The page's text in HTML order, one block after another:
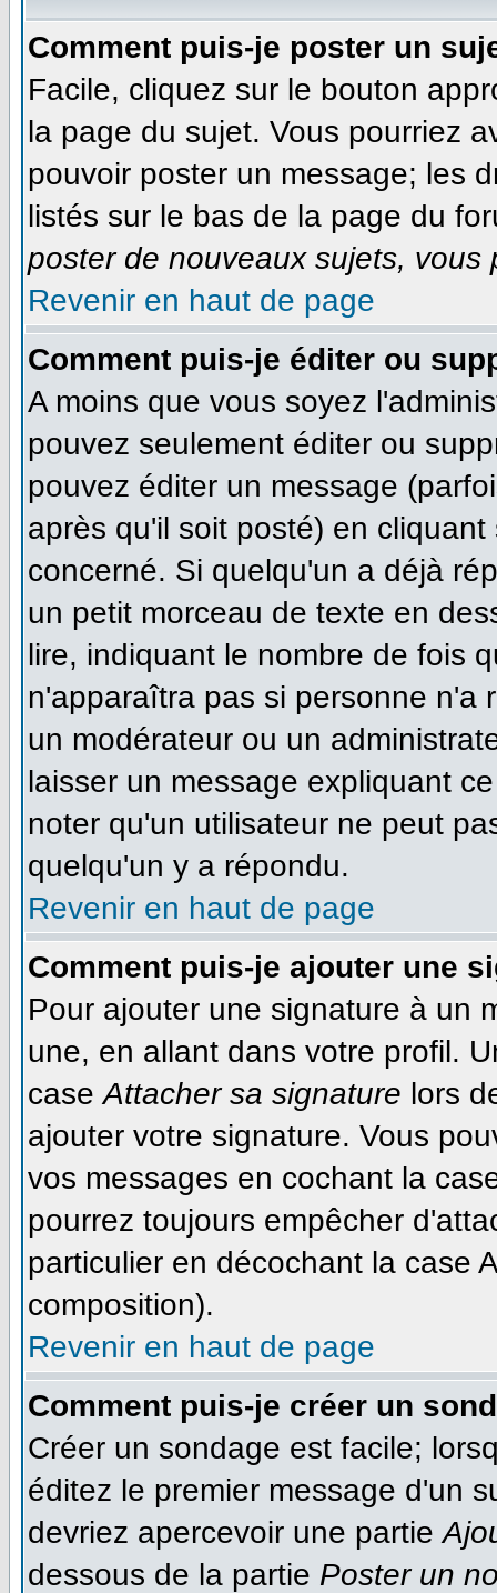
Comment puis-je poster un
Facile, cliquez sur le bouton
la page du sujet. Vous pourriez
pouvoir poster un message; les
listés sur le bas de la page du
poster de nouveaux sujets, vous
Revenir en haut de page
Comment puis-je éditer ou
A moins que vous soyez
pouvez seulement éditer ou
pouvez éditer un message
après qu'il soit posté) en
concerné. Si quelqu'un a déjà
un petit morceau de texte en
lire, indiquant le nombre de fois
n'apparaîtra pas si personne n'a
un modérateur ou un
laisser un message expliquant
noter qu'un utilisateur ne peut
quelqu'un y a répondu.
Revenir en haut de page
Comment puis-je ajouter une
Pour ajouter une signature à un
une, en allant dans votre profil.
caseAttacher sa signature lors
ajouter votre signature. Vous
vos messages en cochant la
pourrez toujours empêcher
particulier en décochant la case
composition).
Revenir en haut de page
Comment puis-je créer un
Créer un sondage est facile;
éditez le premier message d'un
devriez apercevoir une partie
dessous de la partie Poster un